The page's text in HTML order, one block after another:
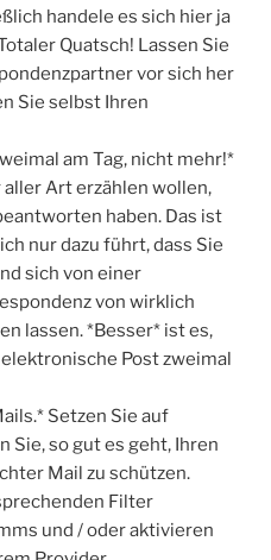
handele es sich hier ja
Quatsch! Lassen Sie
vor sich her
Sie selbst Ihren
am Tag, nicht mehr!*
Art erzählen wollen,
haben. Das ist
nur dazu führt, dass Sie
sich von einer
von wirklich
lassen. *Besser* ist es,
Post zweimal
Setzen Sie auf
Sie, so gut es geht, Ihren
Mail zu schützen.
Filter
und / oder aktivieren